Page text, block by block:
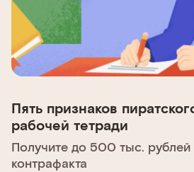
Пять признаков
рабочей тетради
Получите до 500 тыс.
контрафакта